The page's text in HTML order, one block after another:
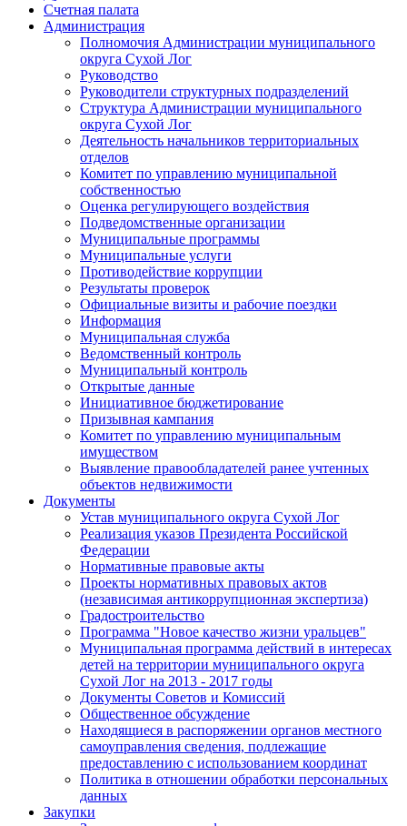
Счетная палата
Администрация
Полномочия Администрации муниципального
округа Сухой Лог
Руководство
Руководители структурных подразделений
Структура Администрации муниципального
округа Сухой Лог
Деятельность начальников территориальных
отделов
Комитет по управлению муниципальной
собственностью
Оценка регулирующего воздействия
Подведомственные организации
Муниципальные программы
Муниципальные услуги
Противодействие коррупции
Результаты проверок
Официальные визиты и рабочие поездки
Информация
Муниципальная служба
Ведомственный контроль
Муниципальный контроль
Открытые данные
Инициативное бюджетирование
Призывная кампания
Комитет по управлению муниципальным
имуществом
Выявление правообладателей ранее учтенных
объектов недвижимости
Документы
Устав муниципального округа Сухой Лог
Реализация указов Президента Российской
Федерации
Нормативные правовые акты
Проекты нормативных правовых актов
(независимая антикоррупционная экспертиза)
Градостроительство
Программа "Новое качество жизни уральцев"
Муниципальная программа действий в интересах
детей на территории муниципального округа
Сухой Лог на 2013 - 2017 годы
Документы Советов и Комиссий
Общественное обсуждение
Находящиеся в распоряжении органов местного
самоуправления сведения, подлежащие
предоставлению с использованием координат
Политика в отношении обработки персональных
данных
Закупки